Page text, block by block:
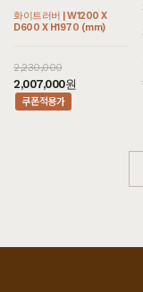
화이트러버 | W1200 X
D600 X H1970 (mm)
2,230,000
2,007,000원
쿠폰적용가